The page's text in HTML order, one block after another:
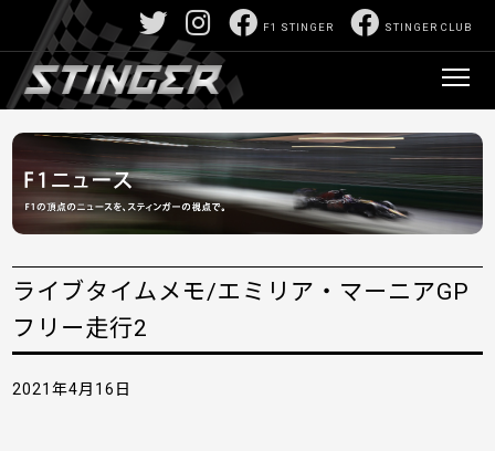
STINGER CLUB
F1 STINGER
ライブタイムメモ/エミリア・マーニアGP
フリー走行2
2021年4月16日